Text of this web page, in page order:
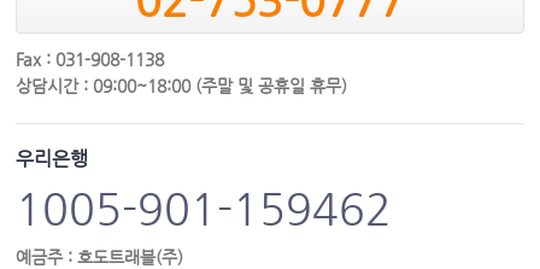
Fax : 031-908-1138
상담시간 : 09:00~18:00 (주말 및 공휴일 휴무)
우리은행
1005-901-159462
예금주 : 호도트래블(주)